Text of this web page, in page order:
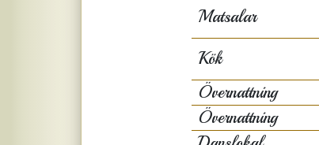
Matsalar
Kök
Övernattning
Övernattning